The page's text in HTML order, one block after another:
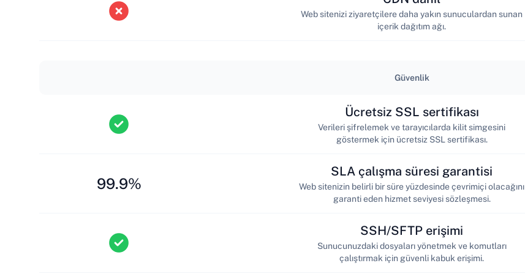
Web sitenizi ziyaretçilere daha yakın sunuculardan sunan
içerik dağıtım ağı.
Güvenlik
Ücretsiz SSL sertifikası
Verileri şifrelemek ve tarayıcılarda kilit simgesini
göstermek için ücretsiz SSL sertifikası.
99.9%
SLA çalışma süresi garantisi
Web sitenizin belirli bir süre yüzdesinde çevrimiçi olacağını
garanti eden hizmet seviyesi sözleşmesi.
SSH/SFTP erişimi
Sunucunuzdaki dosyaları yönetmek ve komutları
çalıştırmak için güvenli kabuk erişimi.